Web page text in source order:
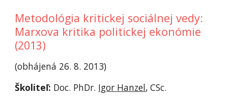
Metodológia kritickej sociálnej vedy:
Marxova kritika politickej ekonómie
(2013)
(obhájená 26. 8. 2013)
Školiteľ: Doc. PhDr. Igor Hanzel, CSc.